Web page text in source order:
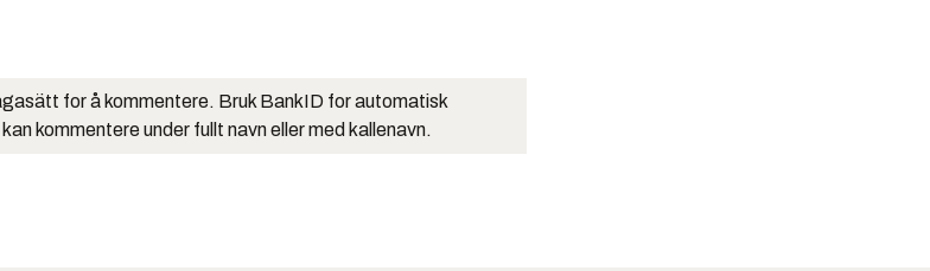
for å kommentere. Bruk BankID for automatisk
kommentere under fullt navn eller med kallenavn.